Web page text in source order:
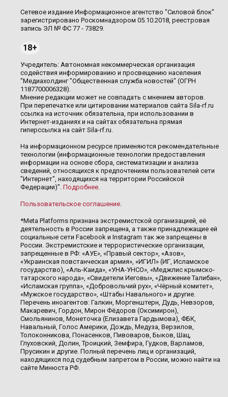
Сетевое издание Информационное агентство "Силовой блок"
зарегистрировано Роскомнадзором 05.10.2018, реестровая
запись ЭЛ № ФС 77 - 73829.
18+
Учредитель: Автономная некоммерческая организация
содействия информированию и просвещению населения
"Медиахолдинг "Общественная служба новостей" (ОГРН
1187700006328).
Мнение редакции может не совпадать с мнением авторов.
При перепечатке или цитировании материалов сайта Sila-rf.ru
ссылка на источник обязательна, при использовании в
Интернет-изданиях и на сайтах обязательна прямая
гиперссылка на сайт Sila-rf.ru.
На информационном ресурсе применяются рекомендательные
технологии (информационные технологии предоставления
информации на основе сбора, систематизации и анализа
сведений, относящихся к предпочтениям пользователей сети
"Интернет", находящихся на территории Российской
Федерации)". Подробнее.
Пользовательское соглашение.
*Meta Platforms признана экстремистской организацией, её
деятельность в России запрещена, а также принадлежащие ей
социальные сети Facebook и Instagram так же запрещены в
России. Экстремистские и террористические организации,
запрещенные в РФ: «АУЕ», «Правый сектор», «Азов»,
«Украинская повстанческая армия», «ИГИЛ» (ИГ, Исламское
государство), «Аль-Каида», «УНА-УНСО», «Меджлис крымско-
татарского народа», «Свидетели Иеговы», «Движение Талибан»,
«Исламская группа», «Добровольчий рух», «Чёрный комитет»,
«Мужское государство», «Штабы Навального» и другие.
Перечень иноагентов: Галкин, Моргенштерн, Дудь, Невзоров,
Макаревич, Гордон, Мирон Фёдоров (Оксимирон),
Смольянинов, Монеточка (Елизавета Гардымова), ФБК,
Навальный, Голос Америки, Дождь, Медуза, Верзилов,
Толоконникова, Понасенков, Пивоваров, Быков, Шац,
Глуховский, Долин, Троицкий, Земфира, Гудков, Варламов,
Прусикин и другие. Полный перечень лиц и организаций,
находящихся под судебным запретом в России, можно найти на
сайте Минюста РФ.